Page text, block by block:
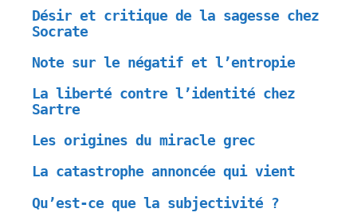
Désir et critique de la sagesse chez
Socrate
Note sur le négatif et l’entropie
La liberté contre l’identité chez
Sartre
Les origines du miracle grec
La catastrophe annoncée qui vient
Qu’est-ce que la subjectivité ?